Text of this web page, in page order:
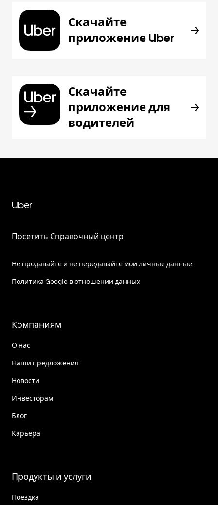
Скачайте
приложение Uber
Скачайте
приложение для
водителей
Uber
Посетить Справочный центр
Не продавайте и не передавайте мои личные данные
Политика Google в отношении данных
Компаниям
О нас
Наши предложения
Новости
Инвесторам
Блог
Карьера
Продукты и услуги
Поездка